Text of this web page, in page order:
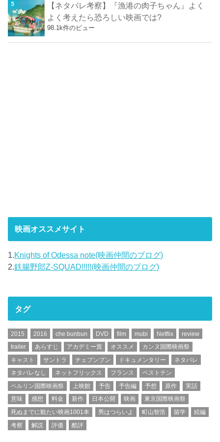
【ネタバレ考察】『漁港の肉子ちゃん』よく
よく考えたら恐ろしい映画では?
98.1k件のビュー
映画オススメサイト
1.Knights of Odessa note(映画仲間のブログ)
2.鉄腸野郎Z-SQUAD!!!!!(映画仲間のブログ)
タグ
2015 2016 che bunbun DVD film mubi Netflix
review
trailer
あらすじ アカデミー賞 オススメ
カンヌ国際映画祭
キャスト
サントラ チェブンブン ドキュメンタリー
ネタバレ
ネタバレなし
ネットフリックス フランス
ベストテン
ベルリン国際映画祭
上映館 予告 予告編 予想 原作
実話
意味
感想 料金 新作 日本公開 映画
東京国際映画祭
死ぬまでに観たい映画1001本
男はつらいよ 町山智浩 留学
続編
考察
解説 評価 酷評